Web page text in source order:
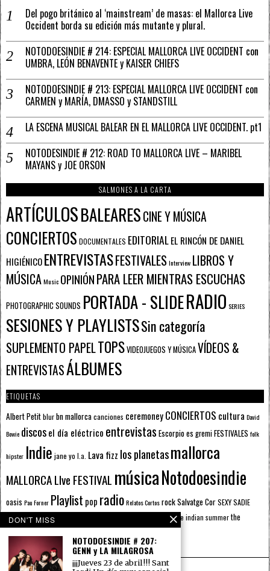
Del pogo británico al ‘mainstream’ de masas: el Mallorca Live
Occident borda su edición más mutante y plural.
NOTODOESINDIE # 214: ESPECIAL MALLORCA LIVE OCCIDENT con
UMBRA, LEÓN BENAVENTE y KAISER CHIEFS
NOTODOESINDIE # 213: ESPECIAL MALLORCA LIVE OCCIDENT con
CARMEN y MARÍA, DMASSO y STANDSTILL
LA ESCENA MUSICAL BALEAR EN EL MALLORCA LIVE OCCIDENT. pt1
NOTODESINDIE # 212: ROAD TO MALLORCA LIVE – MARIBEL
MAYANS y JOE ORSON
SALMONES A LA CARTA
ARTÍCULOSBALEARESCINE Y MÚSICA
CONCIERTOS DOCUMENTALES EDITORIALEL RINCÓN DE DANIEL
HIGIÉNICOENTREVISTASFESTIVALESInterview LIBROS Y
MÚSICAMusic OPINIÓNPARA LEER MIENTRAS ESCUCHAS
PHOTOGRAPHIC SOUNDS PORTADA - SLIDERADIO SERIES
SESIONES Y PLAYLISTSSin categoría
SUPLEMENTO PAPELTOPSVIDEOJUEGOS Y MÚSICAVÍDEOS &
ENTREVISTASÁLBUMES
ETIQUETAS
Albert Petitblurbn mallorcacanciones ceremoneyCONCIERTOS cultura David
Bowie discosel día eléctrico entrevistas Escorpioes gremiFESTIVALES folk
hipster Indie jane yo l.a. Lava fizz los planetasmallorca
MALLORCA LIve FESTIVAL músicaNotodoesindie
oasis Pau Forner Playlist pop radioRelatos CortosrockSalvatge CorSEXY SADIE
sputniksputnik radio the curethe indian summerthe
the wheelsu2
DON'T MISS
NOTODOESINDIE # 207:
GENN y LA MILAGROSA
¡¡¡Jueves 23 de abril!!! Sant